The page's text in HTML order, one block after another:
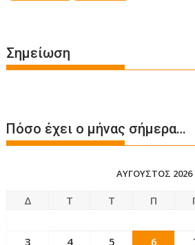
Σημείωση
Πόσο έχει ο μήνας σήμερα…
ΑΎΓΟΥΣΤΟΣ 2026
Δ Τ Τ Π
3
4 5 6